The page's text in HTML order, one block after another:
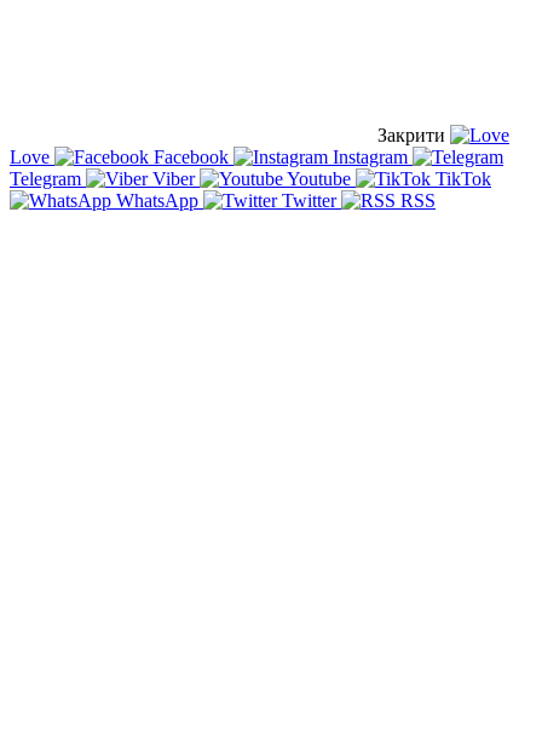
Закрити
Love
Facebook
Instagram
Telegram
Viber Youtube
TikTok
WhatsApp
Twitter RSS